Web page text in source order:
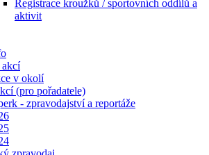
Registrace kroužků / sportovních oddílů a
aktivit
akcí
v okolí
(pro pořadatele)
- zpravodajství a reportáže